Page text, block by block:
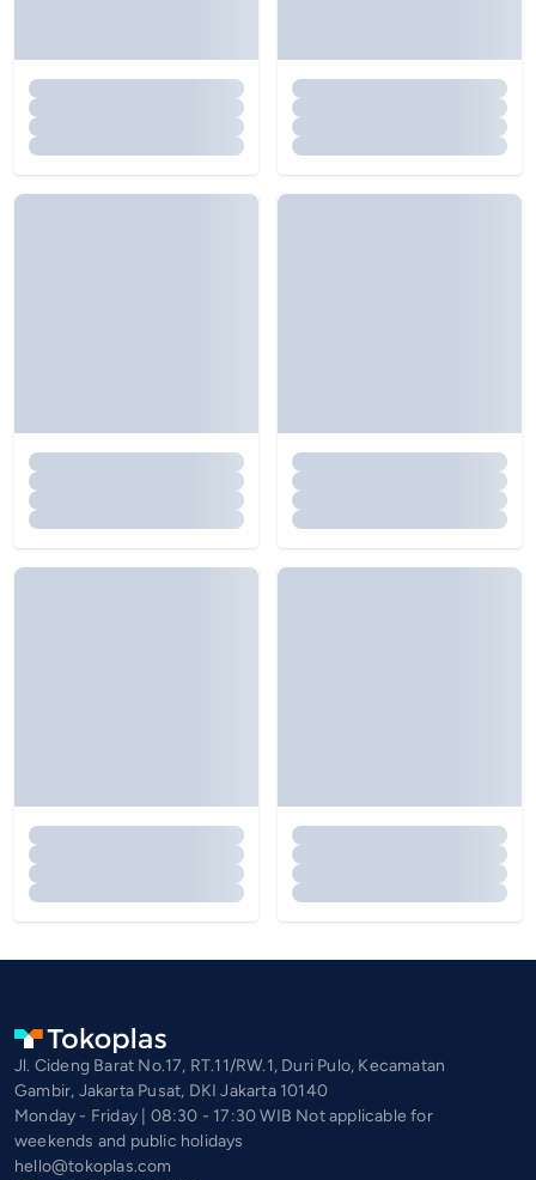
Jl. Cideng Barat No.17, RT.11/RW.1, Duri Pulo, Kecamatan
Gambir, Jakarta Pusat, DKI Jakarta 10140
Monday - Friday | 08:30 - 17:30 WIB Not applicable for
weekends and public holidays
hello@tokoplas.com